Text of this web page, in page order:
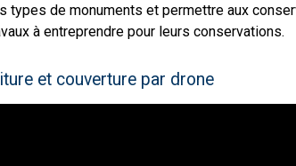
de monuments et permettre aux
à entreprendre pour leurs conservations.
et couverture par drone